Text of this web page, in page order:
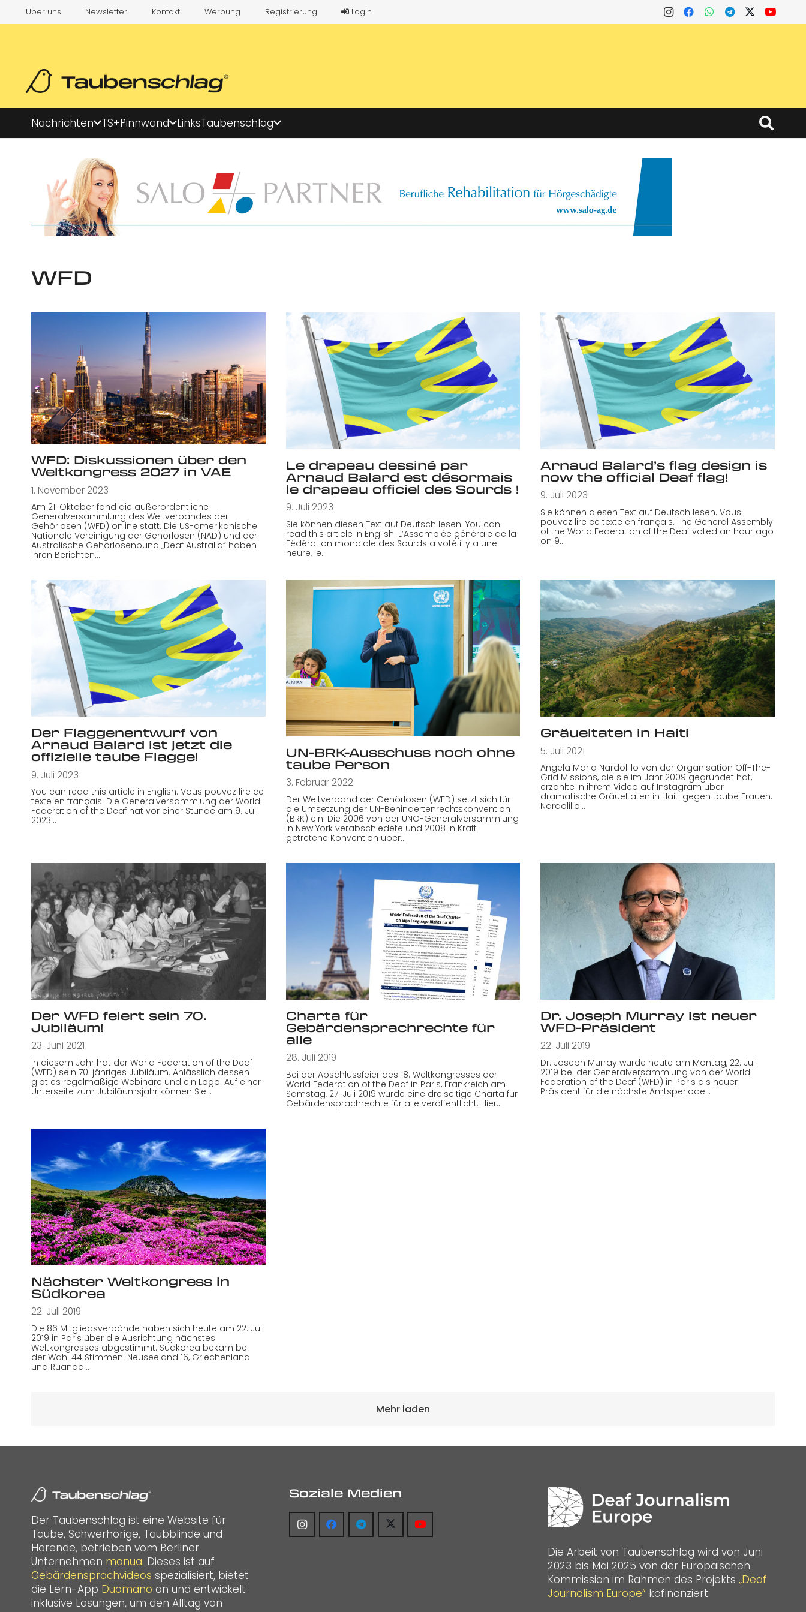
Über uns Newsletter Kontakt Werbung Registrierung LogIn
Nachrichten TS+Pinnwand LinksTaubenschlag
WFD
WFD: Diskussionen über den
Weltkongress 2027 in VAE
1. November 2023
Am 21. Oktober fand die außerordentliche
Generalversammlung des Weltverbandes der
Gehörlosen (WFD) online statt. Die US-amerikanische
Nationale Vereinigung der Gehörlosen (NAD) und der
Australische Gehörlosenbund „Deaf Australia“ haben
ihren Berichten…
Le drapeau dessiné par
Arnaud Balard est désormais
le drapeau officiel des Sourds !
9. Juli 2023
Sie können diesen Text auf Deutsch lesen. You can
read this article in English. L’Assemblée générale de la
Fédération mondiale des Sourds a voté il y a une
heure, le…
Arnaud Balard’s flag design is
now the official Deaf flag!
9. Juli 2023
Sie können diesen Text auf Deutsch lesen. Vous
pouvez lire ce texte en français. The General Assembly
of the World Federation of the Deaf voted an hour ago
on 9…
Der Flaggenentwurf von
Arnaud Balard ist jetzt die
offizielle taube Flagge!
9. Juli 2023
You can read this article in English. Vous pouvez lire ce
texte en français. Die Generalversammlung der World
Federation of the Deaf hat vor einer Stunde am 9. Juli
2023…
UN-BRK-Ausschuss noch ohne
taube Person
3. Februar 2022
Der Weltverband der Gehörlosen (WFD) setzt sich für
die Umsetzung der UN-Behindertenrechtskonvention
(BRK) ein. Die 2006 von der UNO-Generalversammlung
in New York verabschiedete und 2008 in Kraft
getretene Konvention über…
Gräueltaten in Haiti
5. Juli 2021
Angela Maria Nardolillo von der Organisation Off-The-
Grid Missions, die sie im Jahr 2009 gegründet hat,
erzählte in ihrem Video auf Instagram über
dramatische Gräueltaten in Haiti gegen taube Frauen.
Nardolillo…
Der WFD feiert sein 70.
Jubiläum!
23. Juni 2021
In diesem Jahr hat der World Federation of the Deaf
(WFD) sein 70-jähriges Jubiläum. Anlässlich dessen
gibt es regelmäßige Webinare und ein Logo. Auf einer
Unterseite zum Jubiläumsjahr können Sie…
Charta für
Gebärdensprachrechte für
alle
28. Juli 2019
Bei der Abschlussfeier des 18. Weltkongresses der
World Federation of the Deaf in Paris, Frankreich am
Samstag, 27. Juli 2019 wurde eine dreiseitige Charta für
Gebärdensprachrechte für alle veröffentlicht. Hier…
Dr. Joseph Murray ist neuer
WFD-Präsident
22. Juli 2019
Dr. Joseph Murray wurde heute am Montag, 22. Juli
2019 bei der Generalversammlung von der World
Federation of the Deaf (WFD) in Paris als neuer
Präsident für die nächste Amtsperiode…
Nächster Weltkongress in
Südkorea
22. Juli 2019
Die 86 Mitgliedsverbände haben sich heute am 22. Juli
2019 in Paris über die Ausrichtung nächstes
Weltkongresses abgestimmt. Südkorea bekam bei
der Wahl 44 Stimmen. Neuseeland 16, Griechenland
und Ruanda…
Mehr laden
Der Taubenschlag ist eine Website für
Taube, Schwerhörige, Taubblinde und
Hörende, betrieben vom Berliner
Unternehmen manua. Dieses ist auf
Gebärdensprachvideos spezialisiert, bietet
die Lern-App Duomano an und entwickelt
inklusive Lösungen, um den Alltag von
Soziale Medien
Die Arbeit von Taubenschlag wird von Juni
2023 bis Mai 2025 von der Europäischen
Kommission im Rahmen des Projekts „Deaf
Journalism Europe“ kofinanziert.